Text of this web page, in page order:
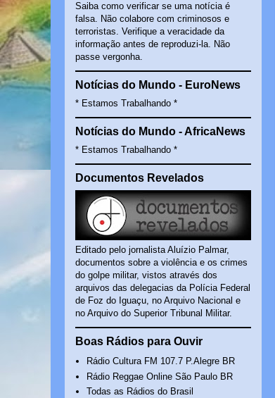
Saiba como verificar se uma notícia é
falsa. Não colabore com criminosos e
terroristas. Verifique a veracidade da
informação antes de reproduzi-la. Não
passe vergonha.
Notícias do Mundo - EuroNews
* Estamos Trabalhando *
Notícias do Mundo - AfricaNews
* Estamos Trabalhando *
Documentos Revelados
Editado pelo jornalista Aluízio Palmar,
documentos sobre a violência e os crimes
do golpe militar, vistos através dos
arquivos das delegacias da Polícia Federal
de Foz do Iguaçu, no Arquivo Nacional e
no Arquivo do Superior Tribunal Militar.
Boas Rádios para Ouvir
Rádio Cultura FM 107.7 P.Alegre BR
Rádio Reggae Online São Paulo BR
Todas as Rádios do Brasil